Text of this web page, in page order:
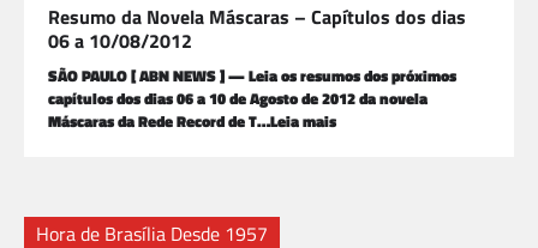
Resumo da Novela Máscaras – Capítulos dos dias
06 a 10/08/2012
SÃO PAULO [ ABN NEWS ] — Leia os resumos dos próximos
capítulos dos dias 06 a 10 de Agosto de 2012 da novela
Máscaras da Rede Record de T…Leia mais
Hora de Brasília Desde 1957